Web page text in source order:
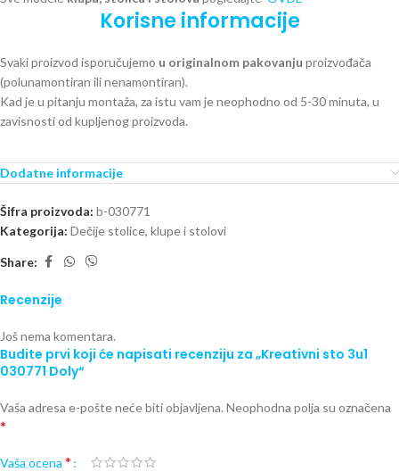
Korisne informacije
Svaki proizvod isporučujemo u originalnom pakovanju proizvođača
(polunamontiran ili nenamontiran).
Kad je u pitanju montaža, za istu vam je neophodno od 5-30 minuta, u
zavisnosti od kupljenog proizvoda.
Dodatne informacije
Šifra proizvoda: b-030771
Kategorija: Dečije stolice, klupe i stolovi
Share:
Recenzije
Još nema komentara.
Budite prvi koji će napisati recenziju za „Kreativni sto 3u1
030771 Doly“
Vaša adresa e-pošte neće biti objavljena. Neophodna polja su označena
*
Vaša ocena *